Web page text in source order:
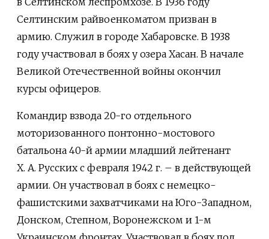
Селтинским райвоенкоматом призван в
армию. Служил в городе Хабаровске. В 1938
году участвовал в боях у озера Хасан. В начале
Великой Отечественной войны окончил
курсы офицеров.
Командир взвода 20-го отдельного
моторизованного понтонно-мостового
батальона 40-й армии младший лейтенант
X. А. Русских с февраля 1942 г. – в действующей
армии. Он участвовал в боях с немецко-
фашистскими захватчиками на Юго-Западном,
Донском, Степном, Воронежском и 1-м